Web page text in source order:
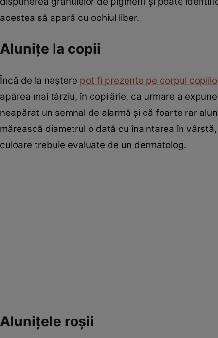
acestea să apară cu ochiul liber.
Alunițe la copii
Încă de la naştere pot fi prezente pe corpul
apărea mai târziu, în copilărie, ca urmare a
neapărat un semnal de alarmă şi că foarte rar
mărească diametrul o dată cu înaintarea în
culoare trebuie evaluate de un dermatolog.
Aluniţele roşii